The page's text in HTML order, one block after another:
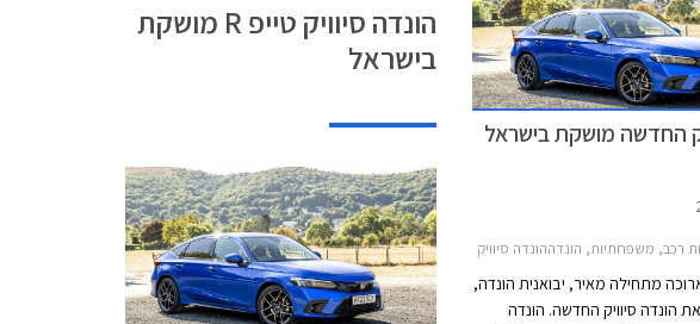
החדשה מושקת בישראל
משפחתיות, הונדההונדה סיוויק 5 דלתות 2022-2025
מתחילה מאיר, יבואנית הונדה,
הונדה סיוויק החדשה. הונדה
הונדה סיוויק טייפ R מושקת
בישראל